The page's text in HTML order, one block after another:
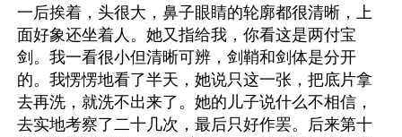
一后挨着，头很大，鼻子眼睛的轮廓都很清晰，上
面好象还坐着人。她又指给我，你看这是两付宝
剑。我一看很小但清晰可辨，剑鞘和剑体是分开
的。我愣愣地看了半天，她说只这一张，把底片拿
去再洗，就洗不出来了。她的儿子说什么不相信，
去实地考察了二十几次，最后只好作罢。后来第十